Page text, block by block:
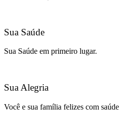
Sua Saúde
Sua Saúde em primeiro lugar.
Sua Alegria
Você e sua família felizes com saúde